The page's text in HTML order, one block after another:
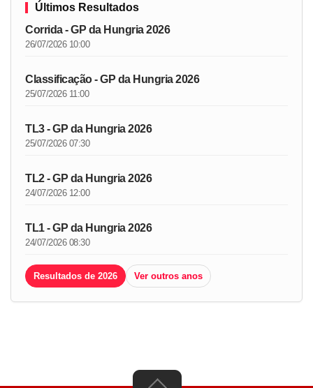
Últimos Resultados
Corrida - GP da Hungria 2026
26/07/2026 10:00
Classificação - GP da Hungria 2026
25/07/2026 11:00
TL3 - GP da Hungria 2026
25/07/2026 07:30
TL2 - GP da Hungria 2026
24/07/2026 12:00
TL1 - GP da Hungria 2026
24/07/2026 08:30
Resultados de 2026 Ver outros anos